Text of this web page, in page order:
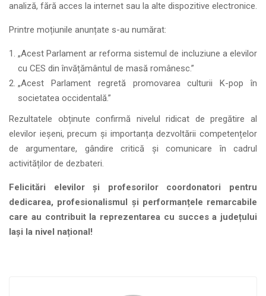
analiză, fără acces la internet sau la alte dispozitive electronice.
Printre moțiunile anunțate s-au numărat:
„Acest Parlament ar reforma sistemul de incluziune a elevilor
cu CES din învățământul de masă românesc.”
„Acest Parlament regretă promovarea culturii K-pop în
societatea occidentală.”
Rezultatele obținute confirmă nivelul ridicat de pregătire al
elevilor ieșeni, precum și importanța dezvoltării competențelor
de argumentare, gândire critică și comunicare în cadrul
activităților de dezbateri.
Felicitări elevilor și profesorilor coordonatori pentru
dedicarea, profesionalismul și performanțele remarcabile
care au contribuit la reprezentarea cu succes a județului
Iași la nivel național!